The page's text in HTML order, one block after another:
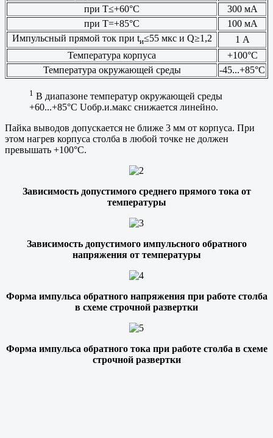
при Т≤+60°С
300 мА
при Т=+85°С
100 мА
Импульсный прямой ток при tи≤55 мкс и Q≥1,2
1 А
Температура корпуса
+100°С
Температура окружающей среды
-45...+85°С
1 В диапазоне температур окружающей среды
+60...+85°С Uобр.и.макс снижается линейно.
Пайка выводов допускается не ближе 3 мм от корпуса. При
этом нагрев корпуса столба в любой точке не должен
превышать +100°С.
Зависимость допустимого среднего прямого тока от
температуры
Зависимость допустимого импульсного обратного
напряжения от температуры
Форма импульса обратного напряжения при работе столба
в схеме строчной развертки
Форма импульса обратного тока при работе столба в схеме
строчной развертки